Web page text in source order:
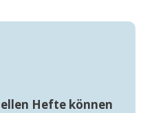
Hefte können